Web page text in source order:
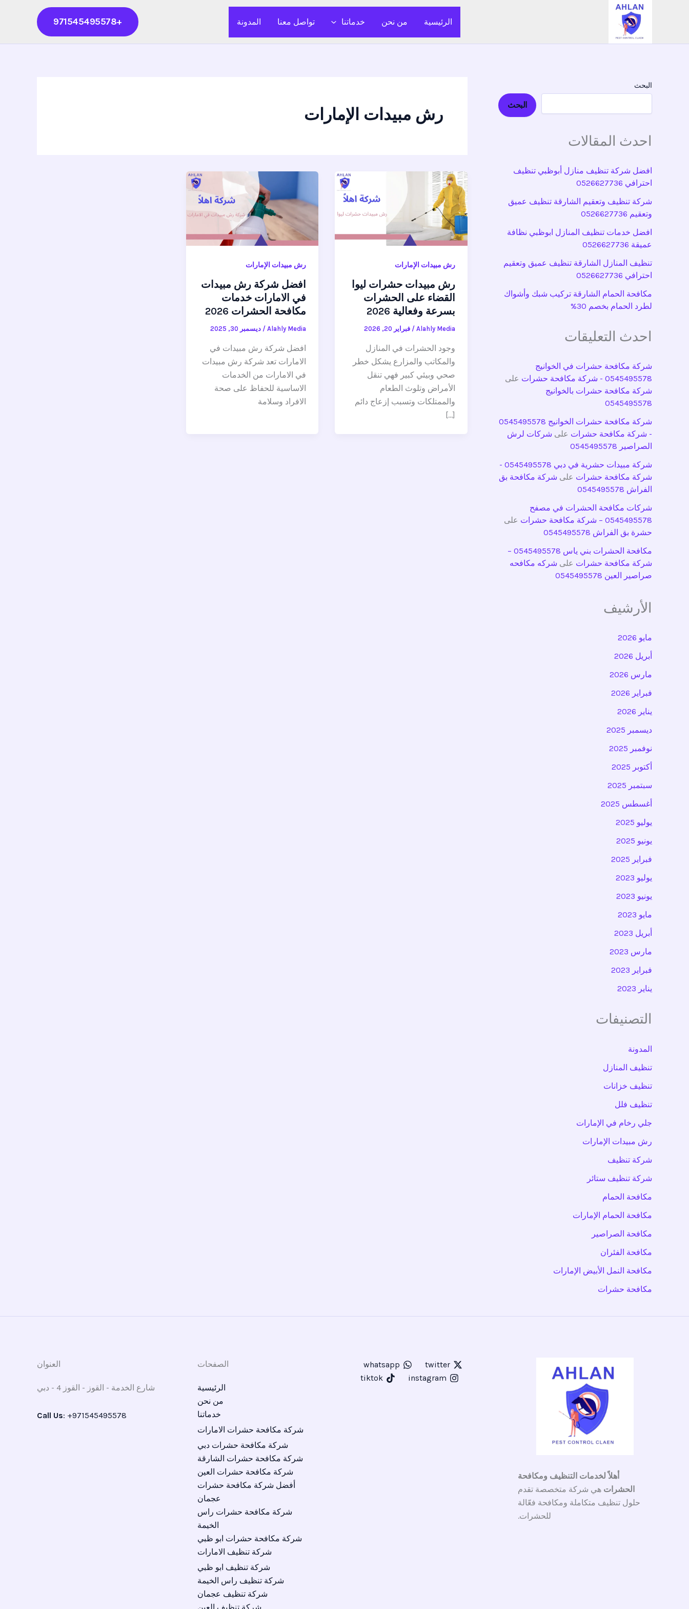
الرئيسية من نحن خدماتنا تواصل معنا المدونة +971545495578
البحث
البحث
احدث المقالات
افضل شركة تنظيف منازل أبوظبي تنظيف
احترافي 0526627736
شركة تنظيف وتعقيم الشارقة تنظيف عميق
وتعقيم 0526627736
افضل خدمات تنظيف المنازل ابوظبي نظافة
عميقة 0526627736
تنظيف المنازل الشارقة تنظيف عميق وتعقيم
احترافي 0526627736
مكافحة الحمام الشارقة تركيب شبك وأشواك
لطرد الحمام بخصم 30%
احدث التعليقات
شركة مكافحة حشرات في الخوانيج
0545495578 - شركة مكافحة حشرات
على
شركة مكافحة حشرات بالخوانيج
0545495578
شركة مكافحة حشرات الخوانيج 0545495578
- شركة مكافحة حشرات على شركات لرش
الصراصير 0545495578
شركة مبيدات حشرية في دبي 0545495578 -
شركة مكافحة حشرات على شركة مكافحة بق
الفراش 0545495578
شركات مكافحة الحشرات في مصفح
0545495578 – شركة مكافحة حشرات
على
حشرة بق الفراش 0545495578
مكافحة الحشرات بني ياس 0545495578 –
شركة مكافحة حشرات على شركه مكافحه
صراصير العين 0545495578
الأرشيف
مايو 2026
أبريل 2026
مارس 2026
فبراير 2026
يناير 2026
ديسمبر 2025
نوفمبر 2025
أكتوبر 2025
سبتمبر 2025
أغسطس 2025
يوليو 2025
يونيو 2025
فبراير 2025
يوليو 2023
يونيو 2023
مايو 2023
أبريل 2023
مارس 2023
فبراير 2023
يناير 2023
التصنيفات
المدونة
تنظيف المنازل
تنظيف خزانات
تنظيف فلل
جلي رخام في الإمارات
رش مبيدات الإمارات
شركة تنظيف
شركة تنظيف ستائر
مكافحة الحمام
مكافحة الحمام الإمارات
مكافحة الصراصير
مكافحة الفئران
مكافحة النمل الأبيض الإمارات
مكافحة حشرات
رش مبيدات الإمارات
رش مبيدات الإمارات
رش مبيدات حشرات ليوا
القضاء على الحشرات
بسرعة وفعالية 2026
Alahly Media
/ فبراير 20, 2026
وجود الحشرات في المنازل
والمكاتب والمزارع يشكل خطر
صحي وبيئي كبير فهي تنقل
الأمراض وتلوث الطعام
والممتلكات وتسبب إزعاج دائم
[…]
رش مبيدات الإمارات
افضل شركة رش مبيدات
في الامارات خدمات
مكافحة الحشرات 2026
Alahly Media
/ ديسمبر 30, 2025
افضل شركة رش مبيدات في
الامارات تعد شركة رش مبيدات
في الامارات من الخدمات
الاساسية للحفاظ على صحة
الافراد وسلامة
أهلاً لخدمات التنظيف ومكافحة
الحشرات هي شركة متخصصة تقدم
حلول تنظيف متكاملة ومكافحة فعّالة
للحشرات.
twitter
whatsapp
instagram
tiktok
الصفحات
الرئيسية
من نحن
خدماتنا
شركة مكافحة حشرات الامارات
شركة مكافحة حشرات دبي
شركة مكافحة حشرات الشارقة
شركة مكافحة حشرات العين
أفضل شركة مكافحة حشرات
عجمان
شركة مكافحة حشرات راس
الخيمة
شركة مكافحة حشرات ابو ظبي
شركة تنظيف الامارات
شركة تنظيف ابو ظبي
شركة تنظيف راس الخيمة
شركة تنظيف عجمان
العنوان
شارع الخدمة - القوز - القوز 4 - دبي
Call Us: +971545495578